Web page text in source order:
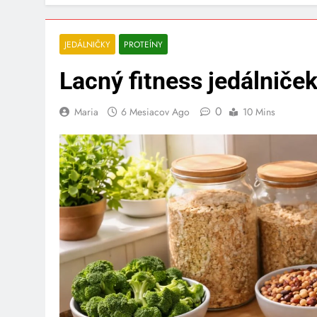
JEDÁLNIČKY PROTEÍNY
Lacný fitness jedálniček
Maria 6 Mesiacov Ago 0 10 Mins